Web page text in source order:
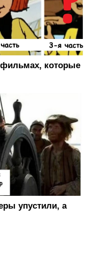
которые
упустили, а